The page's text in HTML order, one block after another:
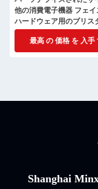
他の消費電子機器 フェ
ハードウェア用のブリス
ケージ
最高 の 価格 を 入手
Shanghai